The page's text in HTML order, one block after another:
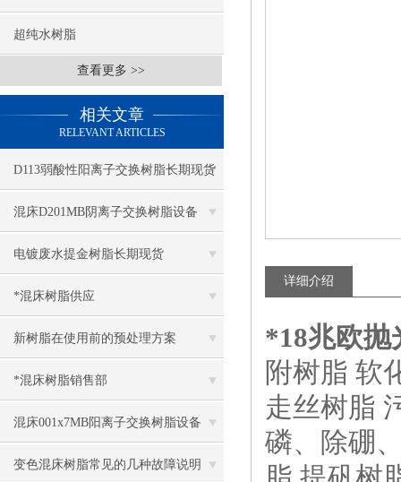
超纯水树脂
查看更多 >>
相关文章
RELEVANT ARTICLES
D113弱酸性阳离子交换树脂长期现货
混床D201MB阴离子交换树脂设备
电镀废水提金树脂长期现货
*混床树脂供应
新树脂在使用前的预处理方案
*混床树脂销售部
混床001x7MB阳离子交换树脂设备
变色混床树脂常见的几种故障说明
详细介绍
*18兆欧抛
附树脂 软
走丝树脂
磷、除硼